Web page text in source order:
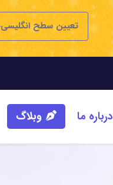
تعیین سطح انگلیسی
درباره ما وبلاگ